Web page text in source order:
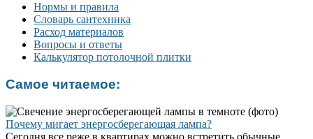
Нормы и правила
Словарь сантехника
Расход материалов
Вопросы и ответы
Калькулятор потолочной плитки
Самое читаемое:
Почему мигает энергосберегающая лампа?
Сегодня все реже в квартирах можно встретить обычные